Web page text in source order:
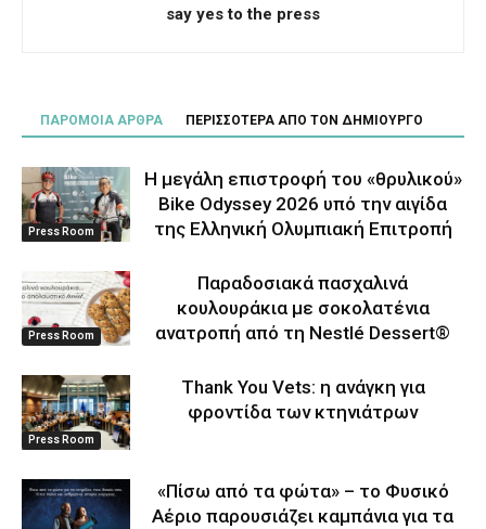
say yes to the press
ΠΑΡΟΜΟΙΑ ΑΡΘΡΑ ΠΕΡΙΣΣΟΤΕΡΑ ΑΠΟ ΤΟΝ ΔΗΜΙΟΥΡΓΟ
Press Room
Η μεγάλη επιστροφή του «θρυλικού»
Bike Odyssey 2026 υπό την αιγίδα
της Ελληνική Ολυμπιακή Επιτροπή
Press Room
Παραδοσιακά πασχαλινά
κουλουράκια με σοκολατένια
ανατροπή από τη Nestlé Dessert®
Press Room
Thank You Vets: η ανάγκη για
φροντίδα των κτηνιάτρων
«Πίσω από τα φώτα» – το Φυσικό
Αέριο παρουσιάζει καμπάνια για τα